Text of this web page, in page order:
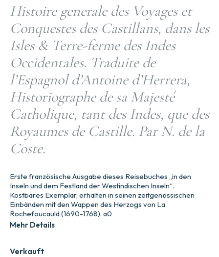
Histoire generale des Voyages et
Conquestes des Castillans, dans les
Isles & Terre-ferme des Indes
Occidentales. Traduite de
l’Espagnol d’Antoine d’Herrera,
Historiographe de sa Majesté
Catholique, tant des Indes, que des
Royaumes de Castille. Par N. de la
Coste.
Verkauft
Erste französische Ausgabe dieses Reisebuches „in den
Inseln und dem Festland der Westindischen Inseln“.
Kostbares Exemplar, erhalten in seinen zeitgenössischen
Einbänden mit den Wappen des Herzogs von La
Rochefoucauld (1690-1768). a0
Mehr Details